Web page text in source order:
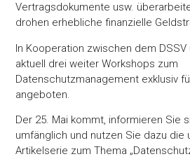
Vertragsdokumente usw.
drohen erhebliche finanzielle
In Kooperation zwischen dem
aktuell drei weiter Workshops zum
Datenschutzmanagement exklusiv
angeboten.
Der 25. Mai kommt, informieren Sie
umfänglich und nutzen Sie dazu die
Artikelserie zum Thema